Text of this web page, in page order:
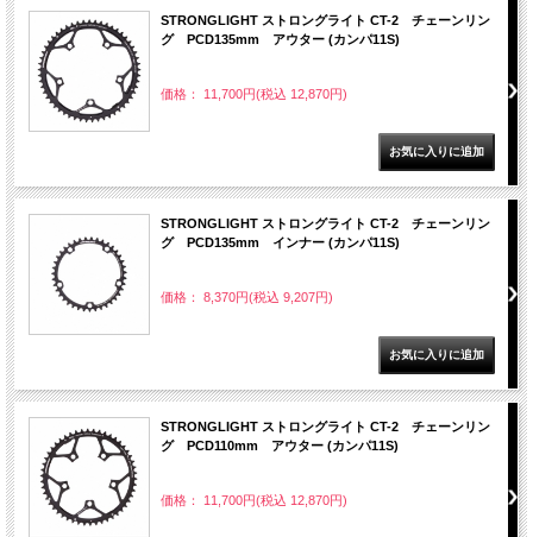
STRONGLIGHT ストロングライト CT-2 チェーンリン
グ PCD135mm アウター (カンパ11S)
価格： 11,700円(税込 12,870円)
STRONGLIGHT ストロングライト CT-2 チェーンリン
グ PCD135mm インナー (カンパ11S)
価格： 8,370円(税込 9,207円)
STRONGLIGHT ストロングライト CT-2 チェーンリン
グ PCD110mm アウター (カンパ11S)
価格： 11,700円(税込 12,870円)